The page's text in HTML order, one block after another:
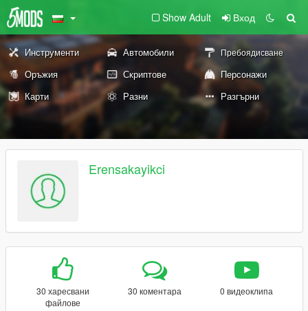
Show Adult Вход
Инструменти Автомобили Пребоядисване
Оръжия Скриптове
Персонажи
Карти
Разни Разгърни
Erensakayikci
30 харесвани
файлове
30 коментара 0 видеоклипа